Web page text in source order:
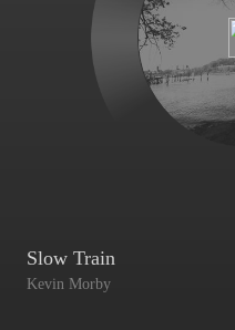
Slow Train
Kevin Morby